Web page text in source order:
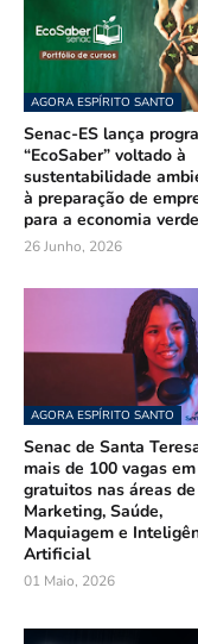
AGORA ESPÍRITO SANTO
Senac-ES lança
“EcoSaber” voltado à
sustentabilidade
à preparação de
para a economia verde
26 Junho, 2026
AGORA ESPÍRITO SANTO
Senac de Santa
mais de 100 vagas
gratuitos nas áreas de
Marketing, Saúde,
Maquiagem e
Artificial
01 Maio, 2026